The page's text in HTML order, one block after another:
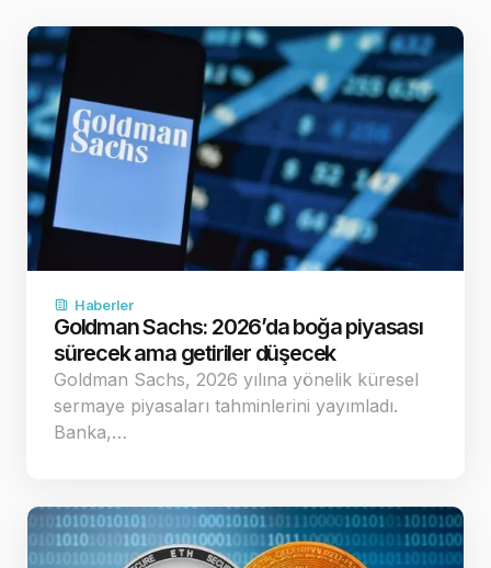
Haberler
Goldman Sachs: 2026’da boğa piyasası
sürecek ama getiriler düşecek
Goldman Sachs, 2026 yılına yönelik küresel
sermaye piyasaları tahminlerini yayımladı.
Banka,…